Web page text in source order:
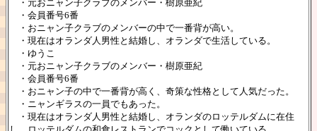
・元おニャン子クラブのメンバー・樹原亜紀
・会員番号6番
・おニャン子クラブのメンバーの中で一番背が高い。
・現在はオランダ人男性と結婚し、オランダで生活している。
・ゆうこ
・元おニャン子クラブのメンバー・樹原亜紀
・会員番号6番
・おニャン子の中で一番背が高く、奇策な性格として人気だった。
・ニャンギラスの一員でもあった。
・現在はオランダ人男性と結婚し、オランダのロッテルダムに在住